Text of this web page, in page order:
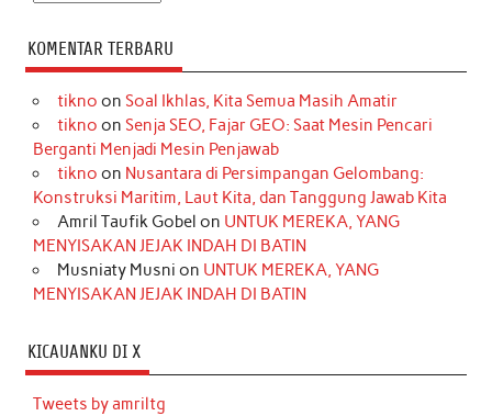
KOMENTAR TERBARU
tikno on Soal Ikhlas, Kita Semua Masih Amatir
tikno on Senja SEO, Fajar GEO: Saat Mesin Pencari
Berganti Menjadi Mesin Penjawab
tikno on Nusantara di Persimpangan Gelombang:
Konstruksi Maritim, Laut Kita, dan Tanggung Jawab Kita
Amril Taufik Gobel on UNTUK MEREKA, YANG
MENYISAKAN JEJAK INDAH DI BATIN
Musniaty Musni on UNTUK MEREKA, YANG
MENYISAKAN JEJAK INDAH DI BATIN
KICAUANKU DI X
Tweets by amriltg